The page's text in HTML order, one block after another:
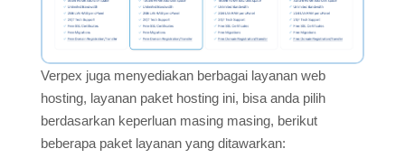
Verpex juga menyediakan berbagai layanan web
hosting, layanan paket hosting ini, bisa anda pilih
berdasarkan keperluan masing masing, berikut
beberapa paket layanan yang ditawarkan: